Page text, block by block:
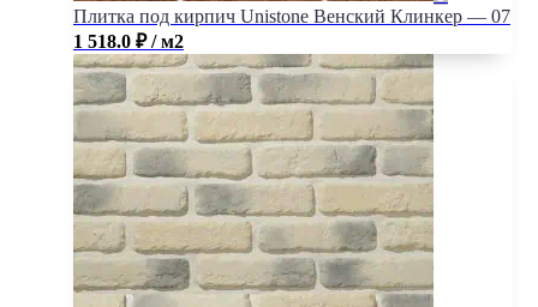
Плитка под кирпич Unistone Венский Клинкер — 07
1 518.0 ₽ / м2